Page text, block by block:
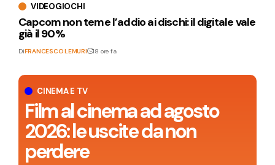
CINEMA E TV
Film al cinema ad agosto
2026: le uscite da non
perdere
VIDEOGIOCHI
Capcom non teme l’addio ai dischi: il digitale vale
già il 90%
DiFRANCESCO LEMURI 18 ore fa